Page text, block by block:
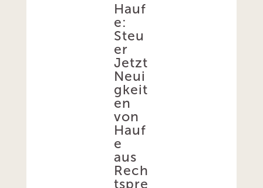
Hauf
e:
Steu
er
Jetzt
Neui
gkeit
en
von
Hauf
e
aus
Rech
tspre